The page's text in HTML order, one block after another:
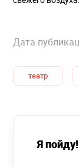
Дата
театр
Я пойду!